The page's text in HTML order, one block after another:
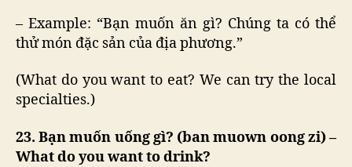
– Example: “Bạn muốn ăn gì? Chúng ta có thể
thử món đặc sản của địa phương.”
(What do you want to eat? We can try the local
specialties.)
23. Bạn muốn uống gì? (ban muown oong zi) –
What do you want to drink?